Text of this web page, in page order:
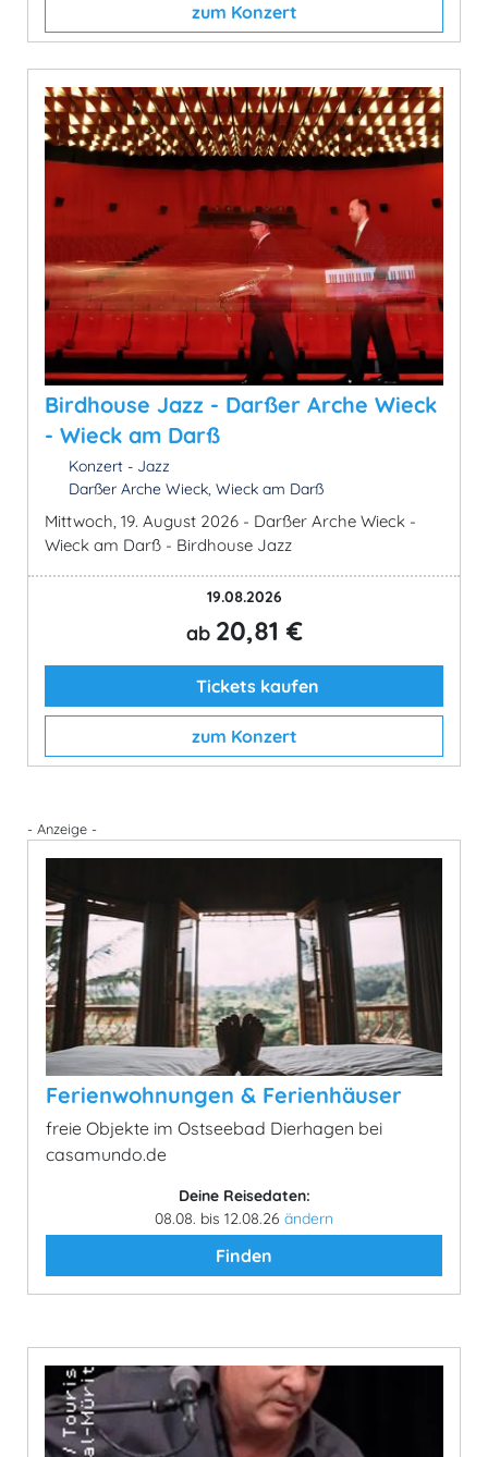
zum Konzert
Birdhouse Jazz - Darßer Arche Wieck
- Wieck am Darß
Konzert - Jazz
Darßer Arche Wieck, Wieck am Darß
Mittwoch, 19. August 2026 - Darßer Arche Wieck -
Wieck am Darß - Birdhouse Jazz
19.08.2026
ab 20,81 €
Tickets kaufen
zum Konzert
- Anzeige -
Ferienwohnungen & Ferienhäuser
freie Objekte im Ostseebad Dierhagen bei
casamundo.de
Deine Reisedaten:
08.08. bis 12.08.26 ändern
Finden